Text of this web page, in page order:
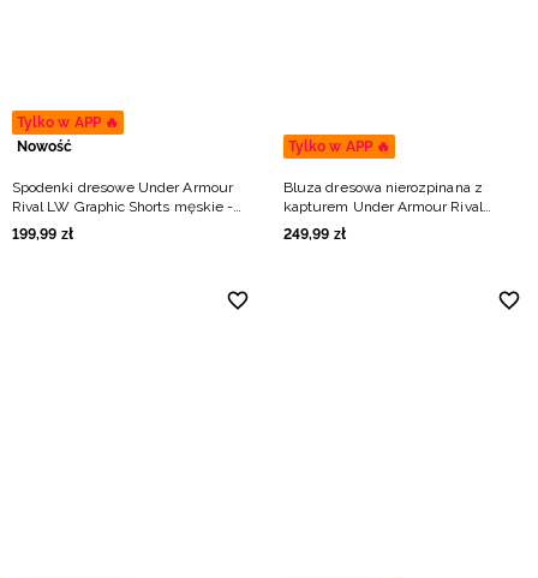
Tylko w APP 🔥
Nowość
Spodenki dresowe Under Armour
Rival LW Graphic Shorts męskie -
granatowe
199,99 zł
Tylko w APP 🔥
Bluza dresowa nierozpinana z
kapturem Under Armour Rival
Lightweight męska - niebieska
249,99 zł
Słowacki / EUR
Ukraiński / UAH